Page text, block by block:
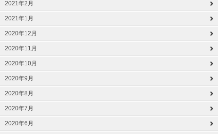
2021年2月
2021年1月
2020年12月
2020年11月
2020年10月
2020年9月
2020年8月
2020年7月
2020年6月